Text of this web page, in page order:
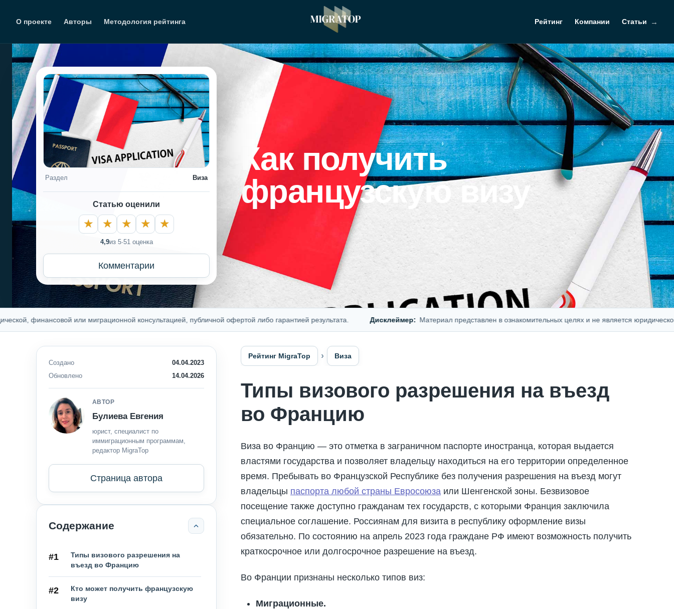
О проекте Авторы Методология рейтинга Рейтинг Компании Статьи
Как получить
французскую визу
Раздел Виза
Статью оценили
4,9из 5·51 оценка
Комментарии
финансовой или миграционной консультацией, публичной офертой либо гарантией результата. Дисклеймер: Материал представлен в ознакомительных целях и не является юридической,
Создано
04.04.2023
Обновлено
14.04.2026
АВТОР
Булиева Евгения
юрист, специалист по
иммиграционным программам,
редактор MigraTop
Страница автора
Содержание
#1
Типы визового разрешения на
въезд во Францию
#2
Кто может получить французскую
визу
Рейтинг MigraTop Виза
Типы визового разрешения на въезд
во Францию
Виза во Францию — это отметка в заграничном паспорте иностранца, которая выдается
властями государства и позволяет владельцу находиться на его территории определенное
время. Пребывать во Французской Республике без получения разрешения на въезд могут
владельцы паспорта любой страны Евросоюза или Шенгенской зоны. Безвизовое
посещение также доступно гражданам тех государств, с которыми Франция заключила
специальное соглашение. Россиянам для визита в республику оформление визы
обязательно. По состоянию на апрель 2023 года граждане РФ имеют возможность получить
краткосрочное или долгосрочное разрешение на въезд.
Во Франции признаны несколько типов виз:
Миграционные.